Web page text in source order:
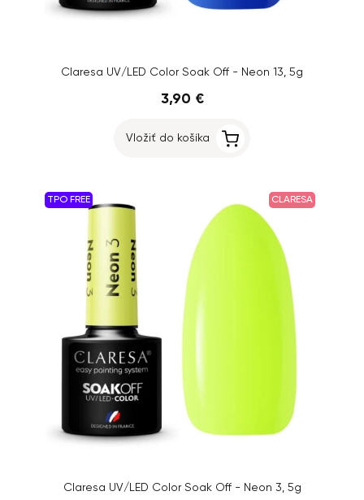
Claresa UV/LED Color Soak Off - Neon 13, 5g
3,90 €
Vložiť do košíka
TPO FREE CLARESA
Claresa UV/LED Color Soak Off - Neon 3, 5g